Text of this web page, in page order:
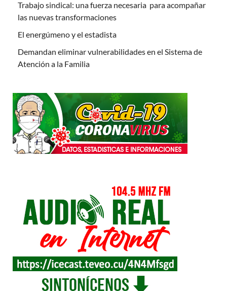
Trabajo sindical: una fuerza necesaria para acompañar
las nuevas transformaciones
El energúmeno y el estadista
Demandan eliminar vulnerabilidades en el Sistema de
Atención a la Familia